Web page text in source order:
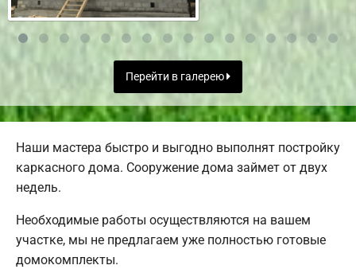
Перейти в галерею
Наши мастера быстро и выгодно выполнят постройку
каркасного дома. Сооружение дома займет от двух
недель.
Необходимые работы осуществляются на вашем
участке, мы не предлагаем уже полностью готовые
домокомплекты.